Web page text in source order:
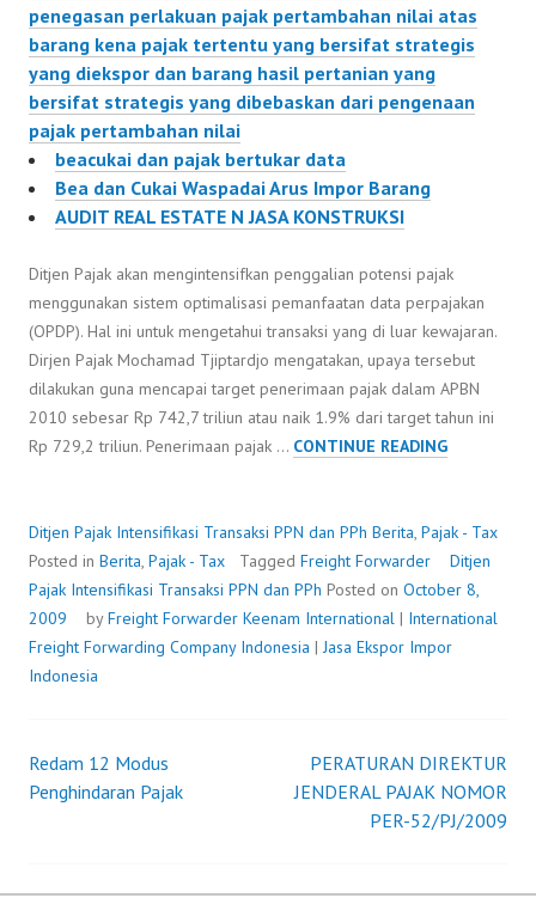
penegasan perlakuan pajak pertambahan nilai atas
barang kena pajak tertentu yang bersifat strategis
yang diekspor dan barang hasil pertanian yang
bersifat strategis yang dibebaskan dari pengenaan
pajak pertambahan nilai
beacukai dan pajak bertukar data
Bea dan Cukai Waspadai Arus Impor Barang
AUDIT REAL ESTATE N JASA KONSTRUKSI
Ditjen Pajak akan mengintensifkan penggalian potensi pajak
menggunakan sistem optimalisasi pemanfaatan data perpajakan
(OPDP). Hal ini untuk mengetahui transaksi yang di luar kewajaran.
Dirjen Pajak Mochamad Tjiptardjo mengatakan, upaya tersebut
dilakukan guna mencapai target penerimaan pajak dalam APBN
2010 sebesar Rp 742,7 triliun atau naik 1.9% dari target tahun ini
Rp 729,2 triliun. Penerimaan pajak … CONTINUE READINGDITJEN
TRANSAKSI
PPN
DAN
PPH
Ditjen Pajak Intensifikasi Transaksi PPN dan PPh Berita, Pajak - Tax
Posted in Berita, Pajak - Tax Tagged Freight Forwarder
Ditjen
Pajak Intensifikasi Transaksi PPN dan PPh Posted on October 8,
2009
byFreight Forwarder Keenam International | International
Freight Forwarding Company Indonesia |Jasa Ekspor Impor
Indonesia
Post
Redam 12 Modus
Penghindaran Pajak
PERATURAN DIREKTUR
JENDERAL PAJAK NOMOR
PER-52/PJ/2009